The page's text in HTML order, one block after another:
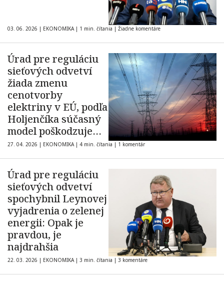
03. 06. 2026 | EKONOMIKA | 1 min. čítania | Žiadne komentáre
Úrad pre reguláciu
sieťových odvetví
žiada zmenu
cenotvorby
elektriny v EÚ, podľa
Holjenčíka súčasný
model poškodzuje
Slovensko
27. 04. 2026 | EKONOMIKA | 4 min. čítania | 1 komentár
Úrad pre reguláciu
sieťových odvetví
spochybnil Leynovej
vyjadrenia o zelenej
energii: Opak je
pravdou, je
najdrahšia
22. 03. 2026 | EKONOMIKA | 3 min. čítania | 3 komentáre